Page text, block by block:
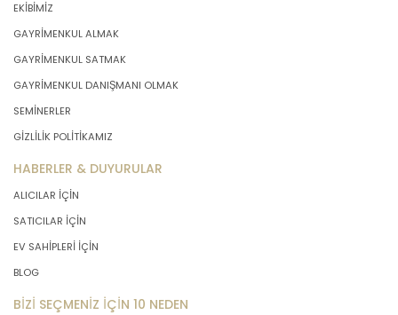
EKİBİMİZ
GAYRİMENKUL ALMAK
GAYRİMENKUL SATMAK
GAYRİMENKUL DANIŞMANI OLMAK
SEMİNERLER
GİZLİLİK POLİTİKAMIZ
HABERLER & DUYURULAR
ALICILAR İÇİN
SATICILAR İÇİN
EV SAHİPLERİ İÇİN
BLOG
BİZİ SEÇMENİZ İÇİN 10 NEDEN